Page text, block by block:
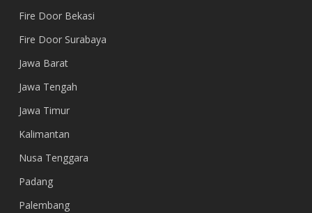
Fire Door Bekasi
Fire Door Surabaya
Jawa Barat
Jawa Tengah
Jawa Timur
Kalimantan
Nusa Tenggara
Padang
Palembang